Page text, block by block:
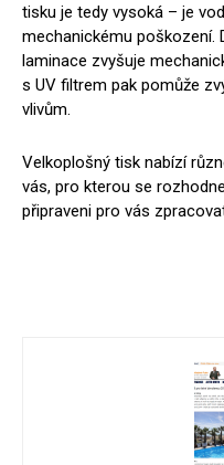
tisku je tedy vysoká – je
mechanickému poškození.
laminace zvyšuje
s UV filtrem pak pomůže
vlivům.
Velkoplošný tisk nabízí
vás, pro kterou se
připraveni pro vás